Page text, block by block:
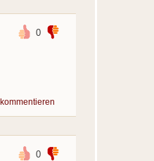
0
kommentieren
0